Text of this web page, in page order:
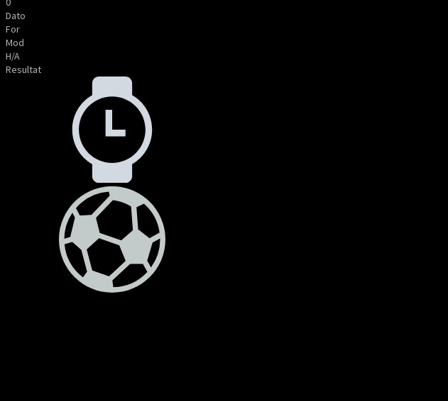
Dato
For
Mod
H/A
Resultat